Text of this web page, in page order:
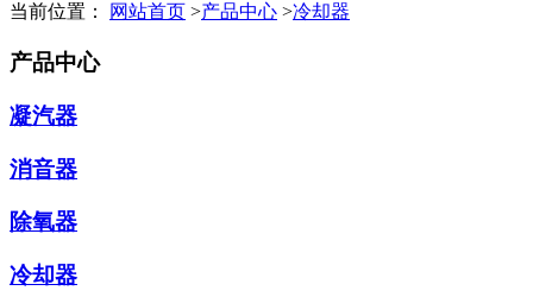
当前位置： 网站首页 >产品中心 >冷却器
产品中心
凝汽器
消音器
除氧器
冷却器